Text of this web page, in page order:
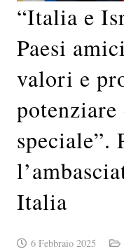
“Italia e
Paesi
valori e
speciale”.
Italia
6 Febbraio 2025